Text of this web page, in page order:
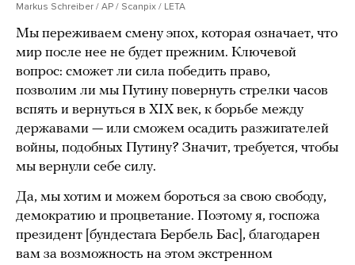
Markus Schreiber / AP / Scanpix / LETA
Мы переживаем смену эпох, которая означает, что
мир после нее не будет прежним. Ключевой
вопрос: сможет ли сила победить право,
позволим ли мы Путину повернуть стрелки часов
вспять и вернуться в XIX век, к борьбе между
державами — или сможем осадить разжигателей
войны, подобных Путину? Значит, требуется, чтобы
мы вернули себе силу.
Да, мы хотим и можем бороться за свою свободу,
демократию и процветание. Поэтому я, госпожа
президент [бундестага Бербель Бас], благодарен
вам за возможность на этом экстренном